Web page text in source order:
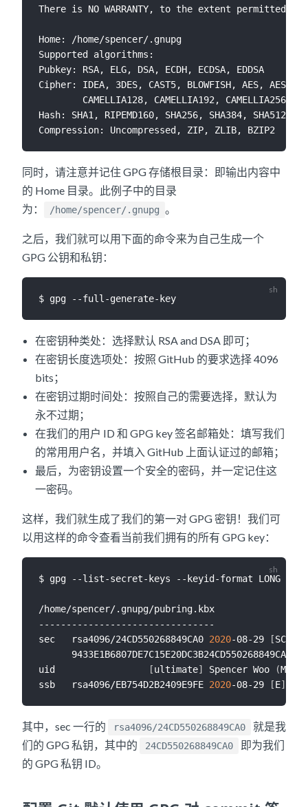
There is NO WARRANTY, to the extent permitted
Home: /home/spencer/.gnupg
Supported algorithms:
Pubkey: RSA, ELG, DSA, ECDH, ECDSA, EDDSA
Cipher: IDEA, 3DES, CAST5, BLOWFISH, AES,
        CAMELLIA128, CAMELLIA192, CAMELLIA256
Hash: SHA1, RIPEMD160, SHA256, SHA384, SHA512,
同时，请注意并记住 GPG 存储根目录：即输出内容中
的 Home 目录。此例子中的目录
为：
/home/spencer/.gnupg 。
之后，我们就可以用下面的命令来为自己生成一个
GPG 公钥和私钥：
在密钥种类处：选择默认 RSA and DSA 即可；
在密钥长度选项处：按照 GitHub 的要求选择 4096
bits；
在密钥过期时间处：按照自己的需要选择，默认为
永不过期；
在我们的用户 ID 和 GPG key 签名邮箱处：填写我们
的常用用户名，并填入 GitHub 上面认证过的邮箱；
最后，为密钥设置一个安全的密码，并一定记住这
一密码。
这样，我们就生成了我们的第一对 GPG 密钥！我们可
以用这样的命令查看当前我们拥有的所有 GPG key：
$ gpg --list-secret-keys --keyid-format LONG
/home/spencer/.gnupg/pubring.kbx
--------------------------------
sec   rsa4096/24CD550268849CA0 2020-08-29 [SC
      9433E1B6807DE7C15E20DC3B24CD550268849CA0
uid
[ultimate] Spencer Woo (My
ssb   rsa4096/EB754D2B2409E9FE 2020-08-29 [E]
其中，sec 一行的 rsa4096/24CD550268849CA0
就是我
们的 GPG 私钥，其中的
24CD550268849CA0
即为我们
的 GPG 私钥 ID。